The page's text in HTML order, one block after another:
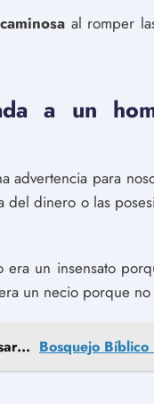
al romper
a un
advertencia para
del dinero o las
era un insensato
un necio porque
Bosquejo